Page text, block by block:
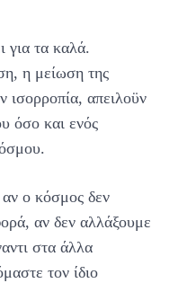
για τα καλά.
η μείωση της
ισορροπία, απειλοϋν
όσο και ενός
ο κόσμος δεν
αν δεν αλλάξουμε
στα άλλα
τον ίδιο